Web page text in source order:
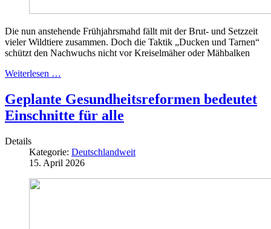
Die nun anstehende Frühjahrsmahd fällt mit der Brut- und Setzzeit
vieler Wildtiere zusammen. Doch die Taktik „Ducken und Tarnen“
schützt den Nachwuchs nicht vor Kreiselmäher oder Mähbalken
Weiterlesen …
Geplante Gesundheitsreformen bedeutet
Einschnitte für alle
Details
Kategorie: Deutschlandweit
15. April 2026